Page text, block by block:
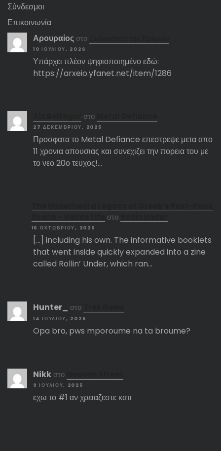
Σύνδεσμοι
Επικοινωνία
Αρουραίος στο
10 ΙΟΥΛΊΟΥ, 2026
Υπάρχει πλέον ψηφιοποιημένο εδώ:
https://arxeio.yfanet.net/item/1286
στο
27 ΔΕΚΕΜΒΡΊΟΥ, 2025
Προσφατα το Metal Defiance επεστρεψε μετα απο
11 χρονια απουσιας και συνεχιζει την πορεια του με
το νεο 20ο τευχος!…
στο
16 ΟΚΤΩΒΡΊΟΥ, 2025
[…] including his own. The informative booklets
that went inside quickly expanded into a zine
called Rollin’ Under, which ran…
Hunter_ στο
14 ΙΟΥΛΊΟΥ, 2025
Opa bro, pws mporoume na ta broume?
Nikk στο
9 ΙΟΥΛΊΟΥ, 2025
εχω το #1 αν χρειαζεστε κατι